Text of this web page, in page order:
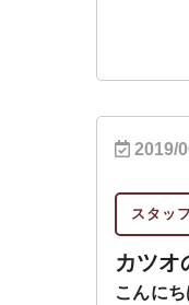
2019/
スタッ
カツオ
こんに